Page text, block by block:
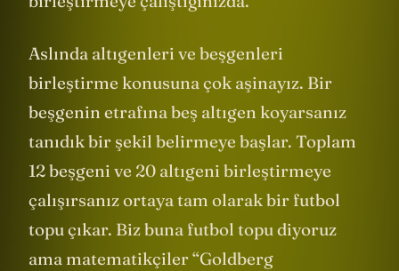
Aslında altıgenleri ve beşgenleri
birleştirme konusuna çok aşinayız. Bir
beşgenin etrafına beş altıgen koyarsanız
tanıdık bir şekil belirmeye başlar. Toplam
12 beşgeni ve 20 altıgeni birleştirmeye
çalışırsanız ortaya tam olarak bir futbol
topu çıkar. Biz buna futbol topu diyoruz
ama matematikçiler “Goldberg